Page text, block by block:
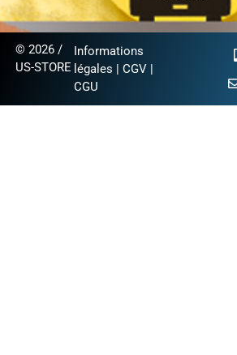
© 2026 /
US-STORE
Informations
légales |CGV |
CGU